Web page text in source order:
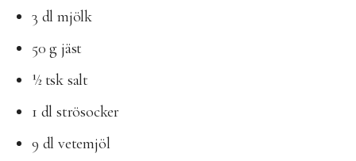
3 dl mjölk
50 g jäst
½ tsk salt
1 dl strösocker
9 dl vetemjöl